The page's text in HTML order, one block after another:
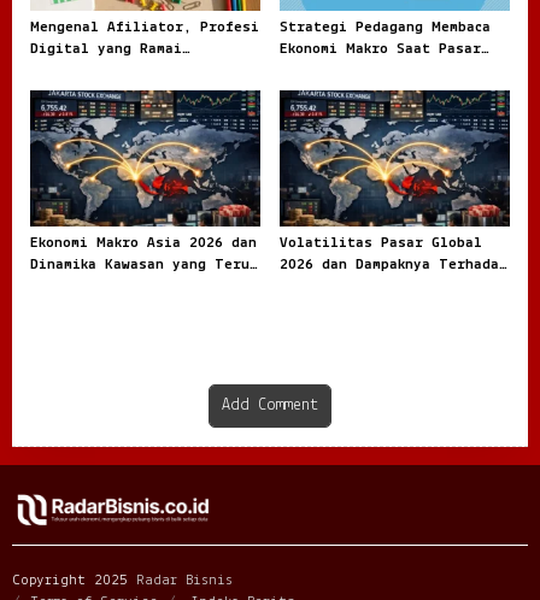
Mengenal Afiliator, Profesi
Digital yang Ramai
Strategi Pedagang Membaca
Ekonomi Makro Saat Pasar
Tenang
Ekonomi Makro Asia 2026 dan
Dinamika Kawasan yang Terus
Volatilitas Pasar Global
2026 dan Dampaknya Terhadap
Add Comment
Copyright 2025 Radar Bisnis